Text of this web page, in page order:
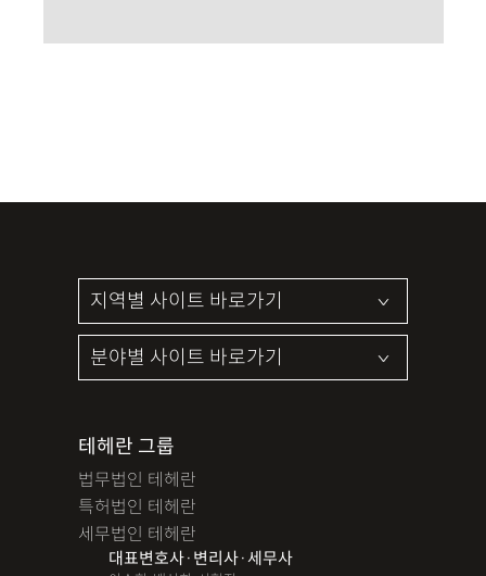
테헤란 그룹
법무법인 테헤란
특허법인 테헤란
세무법인 테헤란
대표변호사·변리사·세무사